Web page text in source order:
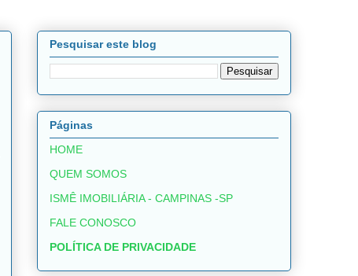
Pesquisar este blog
Páginas
HOME
QUEM SOMOS
ISMÊ IMOBILIÁRIA - CAMPINAS -SP
FALE CONOSCO
POLÍTICA DE PRIVACIDADE